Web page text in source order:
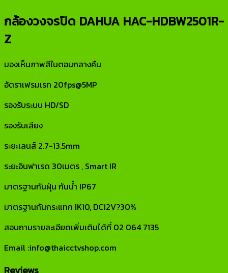
กล้องวงจรปิด DAHUA HAC-HDBW2501R-
Z
มองเห็นภาพสีในตอนกลางคืน
อัตราเฟรมเรท 20fps@5MP
รองรับระบบ HD/SD
รองรับเสียง
ระยะเลนส์ 2.7-13.5mm
ระยะอินฟาเรด 30เมตร , Smart IR
มาตรฐานกันฝุ่น กันน้ำ IP67
มาตรฐานกันกระแทก IK10, DC12V?30%
สอบถามรายละเอียดเพิ่มเติมได้ที่ 02 064 7135
Email :info@thaicctvshop.com